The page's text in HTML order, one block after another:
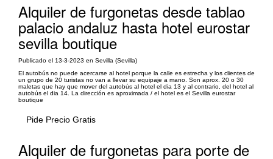
Alquiler de furgonetas desde tablao
palacio andaluz hasta hotel eurostar
sevilla boutique
Publicado el 13-3-2023 en Sevilla (Sevilla)
El autobús no puede acercarse al hotel porque la calle es estrecha y los clientes de
un grupo de 20 turistas no van a llevar su equipaje a mano. Son aprox. 20 o 30
maletas que hay que mover del autobús al hotel el dia 13 y al contrario, del hotel al
autobús el dia 14. La dirección es aproximada / el hotel es el Sevilla eurostar
boutique
Pide Precio Gratis
Alquiler de furgonetas para porte de